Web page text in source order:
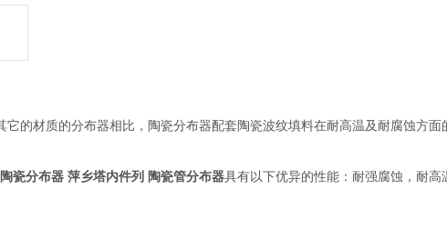
它的材质的分布器相比，陶瓷分布器配套陶瓷波纹填料在耐高温及耐腐蚀方
陶瓷分布器 萍乡塔内件列 陶瓷管分布器具有以下优异的性能：耐强腐蚀，耐高